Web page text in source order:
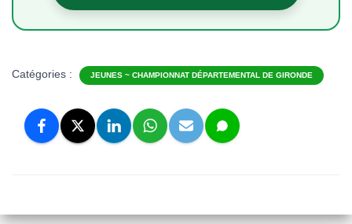
Catégories : JEUNES ~ CHAMPIONNAT DÉPARTEMENTAL DE GIRONDE